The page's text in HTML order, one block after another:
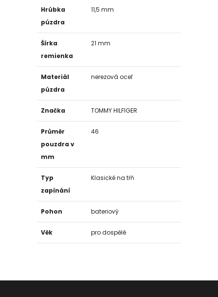
Hrúbka
púzdra
11,5 mm
Šírka
remienka
21 mm
Materiál
púzdra
nerezová oceľ
Značka TOMMY HILFIGER
Průměr
pouzdra v
mm
46
Typ
zapínání
Klasické na tŕň
Pohon bateriový
Věk pro dospělé